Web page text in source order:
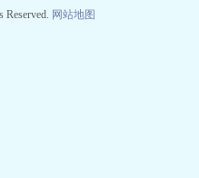
Reserved. 网站地图